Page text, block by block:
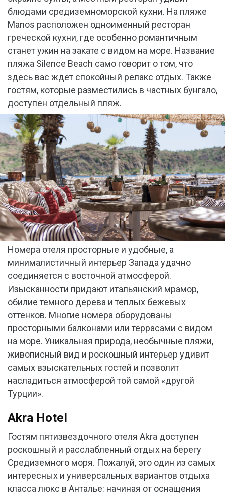
блюдами средиземноморской кухни. На пляже
Manos расположен одноименный ресторан
греческой кухни, где особенно романтичным
станет ужин на закате с видом на море. Название
пляжа Silence Beach само говорит о том, что
здесь вас ждет спокойный релакс отдых. Также
гостям, которые разместились в частных бунгало,
доступен отдельный пляж.
Номера отеля просторные и удобные, а
минималистичный интерьер Запада удачно
соединяется с восточной атмосферой.
Изысканности придают итальянский мрамор,
обилие темного дерева и теплых бежевых
оттенков. Многие номера оборудованы
просторными балконами или террасами с видом
на море. Уникальная природа, необычные пляжи,
живописный вид и роскошный интерьер удивит
самых взыскательных гостей и позволит
насладиться атмосферой той самой «другой
Турции».
Akra Hotel
Гостям пятизвездочного отеля Akra доступен
роскошный и расслабленный отдых на берегу
Средиземного моря. Пожалуй, это один из самых
интересных и универсальных вариантов отдыха
класса люкс в Анталье: начиная от оснащения